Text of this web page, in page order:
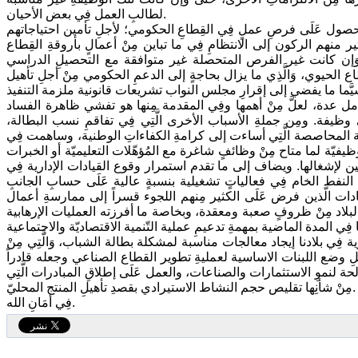
لطالبِ العمل فِي بعض الأحيان.
عَلَى فرصِ عملٍ فِي القِطاعِ الحكومي؛ لأجلِ تأمين احتياجاتهم
الركون إلى الانتظامِ فِي ما تباين مِنْ أعمالٍ بأروقةِ القِطاع
كانت غير الفرص المتحصلة غير متوافقة مع التحصيلِ الدراسي
الحيوي، وَالَّذِي ما يزال بحاجةٍ إلى الدعمِ الحكومي مِنْ أجلِ تأهيل
عدة، لعلَّ مِنْ أهمها وفِي المقدمة مِنها هو تفشي ظاهرة الفساد
ومِن جملةِ الأسباب الأخرى الَّتِي فِي تفاقمِ نسب البطالة،
الَّتِي أساءت إلى كرامةِ الكفاءاتِ الوطنية، وساهمت فِي
لما متاح مِنْ وظائفٍ شاغرة مع المُؤهّلات التعليميّة أو الخبرات
ويضاف إلى ما تقدم استمرار وقوع القيادات الإدارية فِي
النفط الخام فِي فعالياتٍ تشغيلية بنسبةٍ عالية عَلَى حسابِ الجانبِ
الَّذين فرض عَلَى الكثير مِنهم اللجوء قسراً إلى ممارسةِ أعمال
مِنْ ظروفٍ صعبة ومعقدة، وبخاصة ما أفرزته العمليات الإرهابية
فِي بلادنا إيجاد معالجات مناسبة لمشكلة بطالة الشباب، وَالَّتِي مِنْ
اللبنات الاساسية لعمليةِ تطوير القطاع الصناعي وجعله قادراً
لنموِ الاستثمارات والصناعات، والعمل عَلَى إطلاقِ المبادرات الَّتِي
مِنْ شأنِها تقليص حجم النشاط الاستيرادي بقصدِ تأهيلِ المنتج المحليّ.
فِي أمَانِ الله.